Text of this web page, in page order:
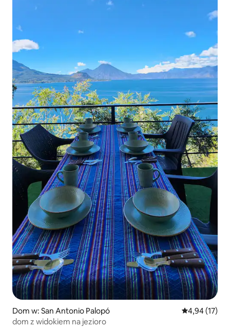
Dom w: San Antonio Palopó Średnia
4,94 (17)
dom z widokiem na jezioro